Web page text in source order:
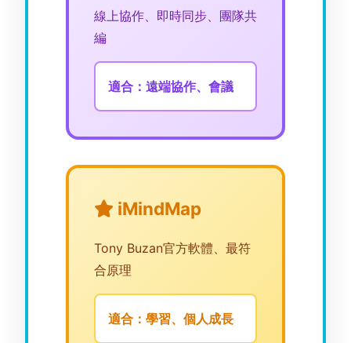
線上協作、即時同步、團隊共
編
適合：遠端協作、會議
iMindMap
Tony Buzan官方軟體、最符
合原理
適合：學習、個人成長